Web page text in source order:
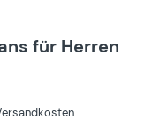
für Herren